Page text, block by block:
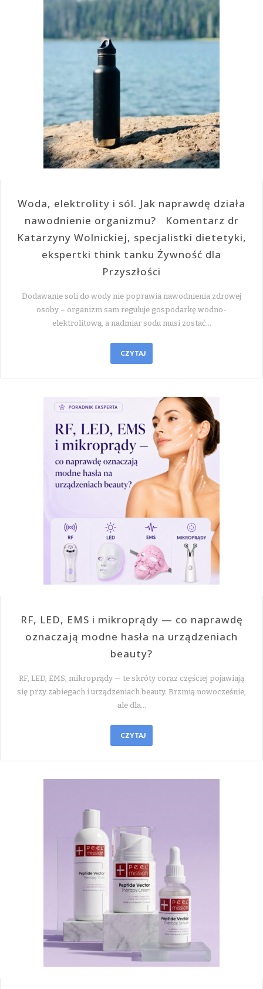
Woda, elektrolity i sól. Jak naprawdę działa
nawodnienie organizmu? Komentarz dr
Katarzyny Wolnickiej, specjalistki dietetyki,
ekspertki think tanku Żywność dla
Przyszłości
Dodawanie soli do wody nie poprawia nawodnienia zdrowej
osoby – organizm sam reguluje gospodarkę wodno-
elektrolitową, a nadmiar sodu musi zostać…
CZYTAJ
RF, LED, EMS i mikroprądy — co naprawdę
oznaczają modne hasła na urządzeniach
beauty?
RF, LED, EMS, mikroprądy — te skróty coraz częściej pojawiają
się przy zabiegach i urządzeniach beauty. Brzmią nowocześnie,
ale dla…
CZYTAJ